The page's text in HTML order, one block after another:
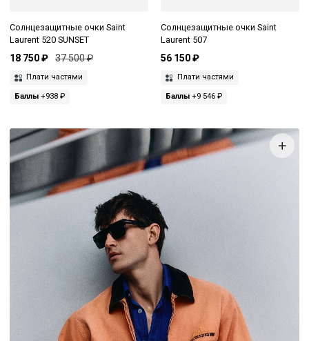
Солнцезащитные очки Saint
Laurent 520 SUNSET
18 750 ₽ 37 500 ₽
Плати частями
Баллы +938 ₽
Солнцезащитные очки Saint
Laurent 507
56 150 ₽
Плати частями
Баллы+9 546 ₽